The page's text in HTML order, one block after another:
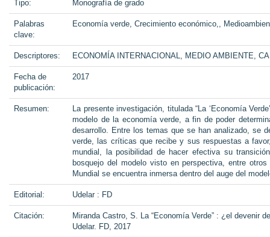
Tipo: Monografía de grado
Palabras
clave:
Economía verde, Crecimiento económico,,
Descriptores: ECONOMÍA INTERNACIONAL, MEDIO AMBIENTE,
Fecha de
publicación:
2017
Resumen:
La presente investigación, titulada “La ‘Economía
modelo de la economía verde, a fin de poder
desarrollo. Entre los temas que se han analizado, se
verde, las críticas que recibe y sus respuestas a
mundial, la posibilidad de hacer efectiva su
bosquejo del modelo visto en perspectiva, entre
Mundial se encuentra inmersa dentro del auge del
Editorial: Udelar : FD
Citación:
Miranda Castro, S. La “Economía Verde” : ¿el devenir
Udelar. FD, 2017